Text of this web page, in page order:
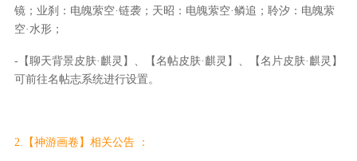
镜；业刹：电魄萦空·链袭；天昭：电魄萦空·鳞追；聆汐：电魄萦
空·水形；
-【聊天背景皮肤·麒灵】、【名帖皮肤·麒灵】、【名片皮肤·麒灵】
可前往名帖志系统进行设置。
2.【神游画卷】相关公告 ：